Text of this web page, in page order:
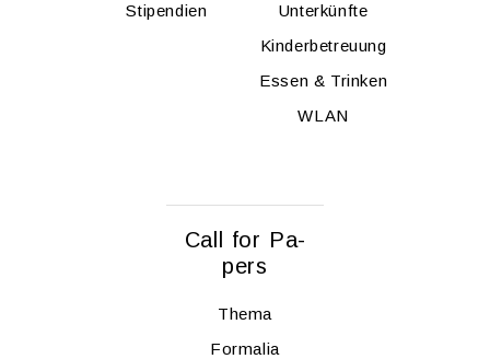
Sti­pen­di­en
Un­ter­künf­te
Kin­der­be­treu­ung
Essen & Trin­ken
WLAN
Call for Pa­
pers
Thema
For­ma­lia